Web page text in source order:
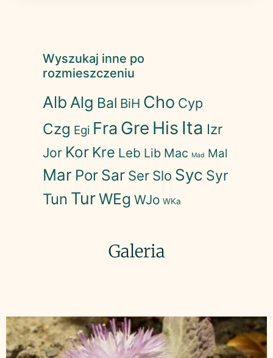
Wyszukaj inne po
rozmieszczeniu
Alb Alg Bal BiH Cho Cyp
Czg Egi Fra Gre His Ita Izr
Jor Kor Kre Leb Lib Mac Mad Mal
Mar Por Sar Ser Slo Syc Syr
Tun TurWEg WJo WKa
Galeria